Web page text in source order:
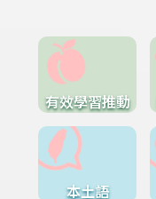
有效學習推動
本土語